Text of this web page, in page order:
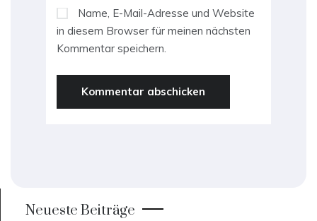
Name, E-Mail-Adresse und Website
in diesem Browser für meinen nächsten
Kommentar speichern.
Neueste Beiträge